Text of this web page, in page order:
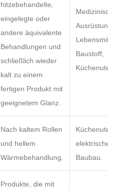
hitzebehandelte,
eingelegte oder
andere äquivalente
Behandlungen und
schließlich wieder
kalt zu einem
fertigen Produkt mit
geeignetem Glanz.
Medizinische
Ausrüstung,
Baustoff,
Nach kaltem Rollen
und hellem
Wärmebehandlung.
elektrische
Baubau.
Produkte, die mit